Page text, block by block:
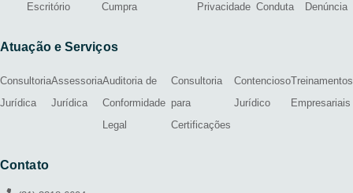
Escritório
Cumpra
Privacidade Conduta
Denúncia
Atuação e Serviços
Consultoria
Jurídica
Assessoria
Jurídica
Auditoria de
Conformidade
Legal
Consultoria
para
Certificações
Contencioso
Jurídico
Treinamentos
Empresariais
Contato